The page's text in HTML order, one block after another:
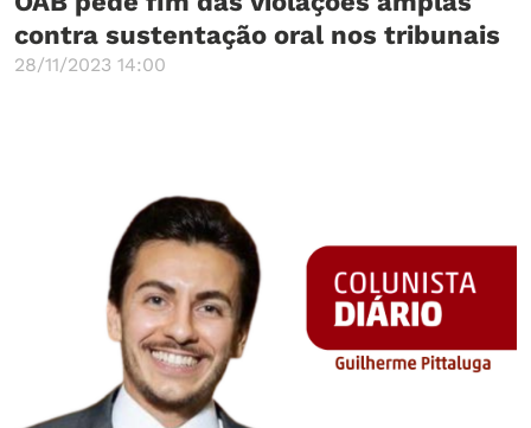
contra sustentação oral nos tribunais
28/11/2023 14:00